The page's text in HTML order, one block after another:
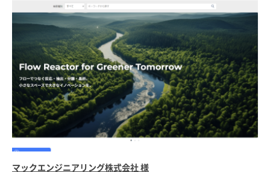
マックエンジニアリング株式会社 様